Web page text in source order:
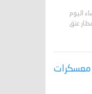
اليوم
عتق
معسكرات